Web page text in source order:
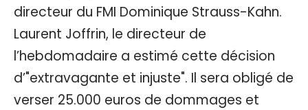
directeur du FMI Dominique Strauss-Kahn.
Laurent Joffrin, le directeur de
l’hebdomadaire a estimé cette décision
d’"extravagante et injuste". Il sera obligé de
verser 25.000 euros de dommages et